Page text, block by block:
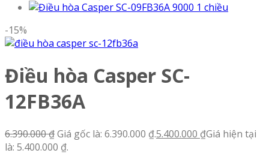
-15%
Điều hòa Casper SC-
12FB36A
6.390.000₫Giá gốc là: 6.390.000 ₫.5.400.000 ₫Giá hiện tại
là: 5.400.000 ₫.